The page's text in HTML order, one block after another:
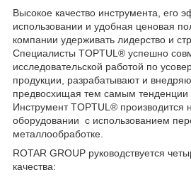
Высокое качество инструмента, его
использовании и удобная ценовая
компании удерживать лидерство и
Специалисты TOPTUL® успешно
исследовательской работой по
продукции, разрабатывают и
предвосхищая тем самым тенденции
Инструмент TOPTUL®
оборудовании с использованием
металлообработке.
ROTAR GROUP руководствуется
качества: